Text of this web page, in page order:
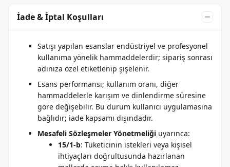
İade & İptal Koşulları
Satışı yapılan esanslar endüstriyel ve profesyonel
kullanıma yönelik hammaddelerdir; sipariş sonrası
adınıza özel etiketlenip şişelenir.
Esans performansı; kullanım oranı, diğer
hammaddelerle karışım ve dinlendirme süresine
göre değişebilir. Bu durum kullanıcı uygulamasına
bağlıdır; iade kapsamı dışındadır.
Mesafeli Sözleşmeler Yönetmeliği uyarınca:
15/1-b: Tüketicinin istekleri veya kişisel
ihtiyaçları doğrultusunda hazırlanan